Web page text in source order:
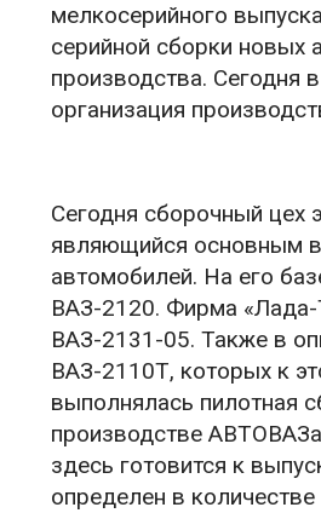
мелкосерийного
серийной сборки новых
производства. Сегодня
организация
Сегодня сборочный цех
являющийся основным
автомобилей. На его
ВАЗ-2120. Фирма «Лада-
ВАЗ-2131-05. Также в
ВАЗ-2110Т, которых к
выполнялась пилотная
производстве
здесь готовится к
определен в